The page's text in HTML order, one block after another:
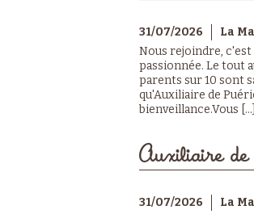
31/07/2026 La
Nous rejoindre,
passionnée. Le tout
parents sur 10 sont
qu'Auxiliaire de
bienveillance.Vous [...]
Auxiliaire de
31/07/2026 La